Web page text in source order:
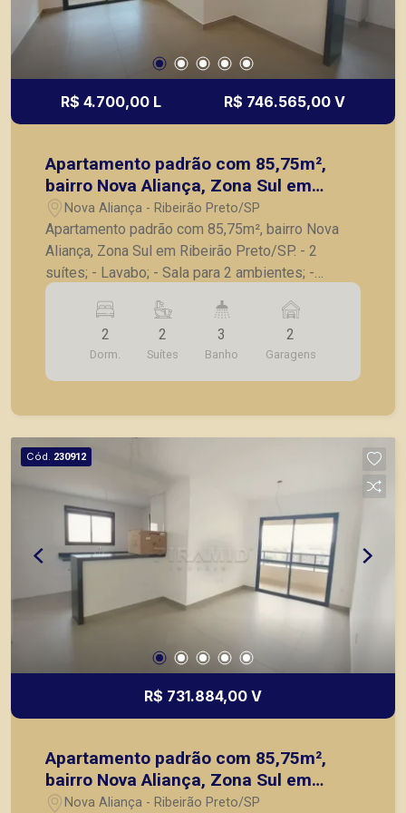
R$ 4.700,00 L R$ 746.565,00 V
Apartamento padrão com 85,75m²,
bairro Nova Aliança, Zona Sul em
Ribeirão Preto/SP.
Nova Aliança - Ribeirão Preto/SP
Apartamento padrão com 85,75m², bairro Nova
Aliança, Zona Sul em Ribeirão Preto/SP. - 2
suítes; - Lavabo; - Sala para 2 ambientes; -
Varanda gourmet com churrasqueira; - Cozinha; -
Lavanderia; - 2 vagas de garagem. A Piramid tem
como objetivo atender seus clientes com
agilidade e segurança, em locação, vendas de
imóveis prontos, usados ou mesmo nos
2
Dorm.
2
Suítes
3
Banho
2
Garagens
Cód. 230912
R$ 731.884,00 V
Apartamento padrão com 85,75m²,
bairro Nova Aliança, Zona Sul em
Ribeirão Preto/SP.
Nova Aliança - Ribeirão Preto/SP